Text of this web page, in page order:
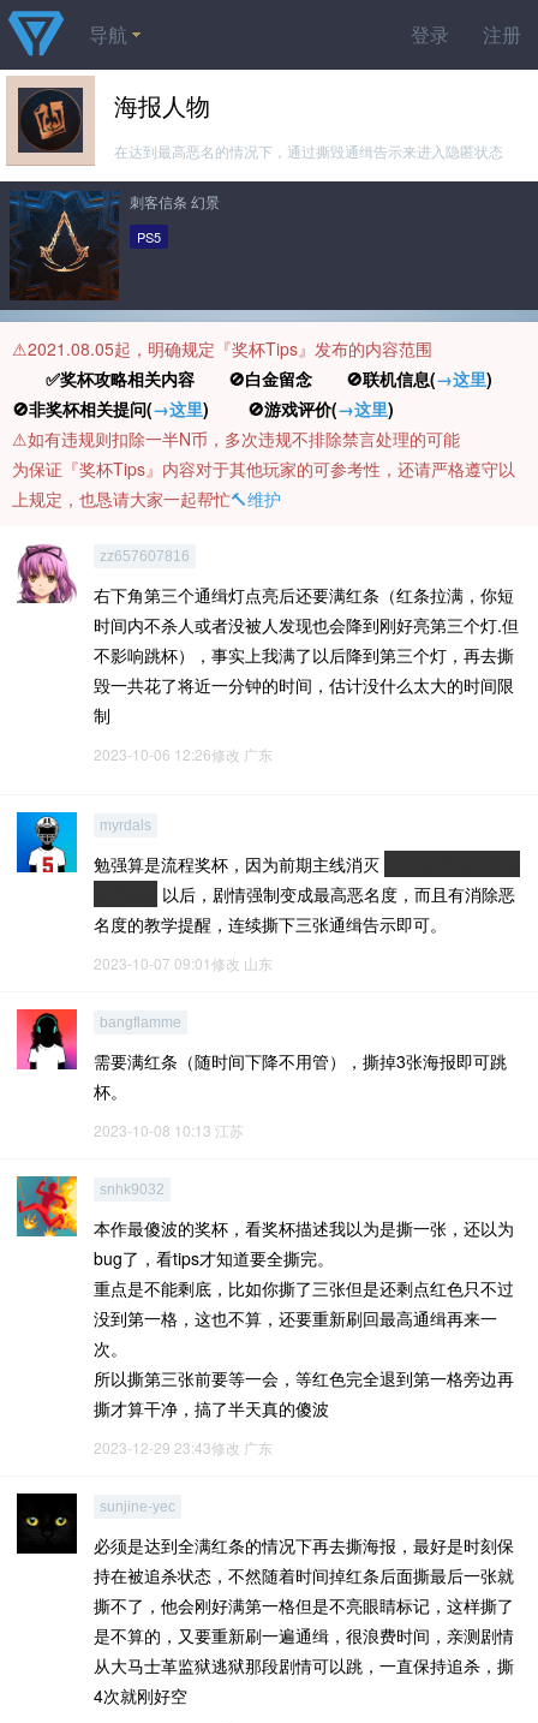
登录 注册
导航
海报人物
在达到最高恶名的情况下，通过撕毁通缉告示来进入隐匿状态
刺客信条 幻景
PS5
⚠️2021.08.05起，明确规定『奖杯Tips』发布的内容范围
✅奖杯攻略相关内容 🚫白金留念 🚫联机信息(→这里)
🚫非奖杯相关提问(→这里) 🚫游戏评价(→这里)
⚠️如有违规则扣除一半N币，多次违规不排除禁言处理的可能
为保证『奖杯Tips』内容对于其他玩家的可参考性，还请严格遵守以
上规定，也恳请大家一起帮忙🔨维护
zz657607816
右下角第三个通缉灯点亮后还要满红条（红条拉满，你短
时间内不杀人或者没被人发现也会降到刚好亮第三个灯.但
不影响跳杯），事实上我满了以后降到第三个灯，再去撕
毁一共花了将近一分钟的时间，估计没什么太大的时间限
制
2023-10-06 12:26修改 广东
myrdals
勉强算是流程奖杯，因为前期主线消灭
以后，剧情强制变成最高恶名度，而且有消除恶
名度的教学提醒，连续撕下三张通缉告示即可。
2023-10-07 09:01修改 山东
bangflamme
需要满红条（随时间下降不用管），撕掉3张海报即可跳
杯。
2023-10-08 10:13 江苏
snhk9032
本作最傻波的奖杯，看奖杯描述我以为是撕一张，还以为
bug了，看tips才知道要全撕完。
重点是不能剩底，比如你撕了三张但是还剩点红色只不过
没到第一格，这也不算，还要重新刷回最高通缉再来一
次。
所以撕第三张前要等一会，等红色完全退到第一格旁边再
撕才算干净，搞了半天真的傻波
2023-12-29 23:43修改 广东
sunjine-yec
必须是达到全满红条的情况下再去撕海报，最好是时刻保
持在被追杀状态，不然随着时间掉红条后面撕最后一张就
撕不了，他会刚好满第一格但是不亮眼睛标记，这样撕了
是不算的，又要重新刷一遍通缉，很浪费时间，亲测剧情
从大马士革监狱逃狱那段剧情可以跳，一直保持追杀，撕
4次就刚好空